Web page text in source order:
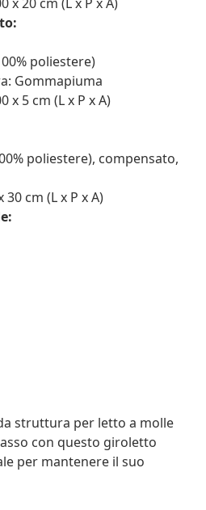
poliestere)
Gommapiuma
x 5 cm (L x P x A)
poliestere), compensato,
cm (L x P x A)
struttura per letto a molle
con questo giroletto
per mantenere il suo